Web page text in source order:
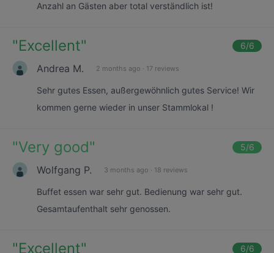
Anzahl an Gästen aber total verständlich ist!
"Excellent" 6/6
Andrea M. 2 months ago · 17 reviews
Sehr gutes Essen, außergewöhnlich gutes Service! Wir
kommen gerne wieder in unser Stammlokal !
"Very good" 5/6
Wolfgang P. 3 months ago · 18 reviews
Buffet essen war sehr gut. Bedienung war sehr gut.
Gesamtaufenthalt sehr genossen.
"Excellent" 6/6